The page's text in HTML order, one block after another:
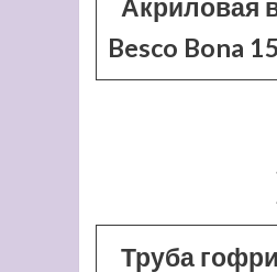
Акриловая
Besco Bona
Труба